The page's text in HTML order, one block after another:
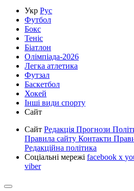
Укр Рус
Футбол
Бокс
Теніс
Біатлон
Олімпіада-2026
Легка атлетика
Футзал
Баскетбол
Хокей
Інші види спорту
Сайт
Сайт Редакція Прогнози
Правила сайту Контакти
Редакційна політика
Соціальні мережі facebook x
viber